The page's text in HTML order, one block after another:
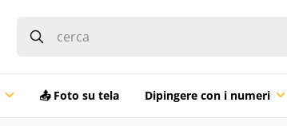
📤 Foto su tela Dipingere con i numeri